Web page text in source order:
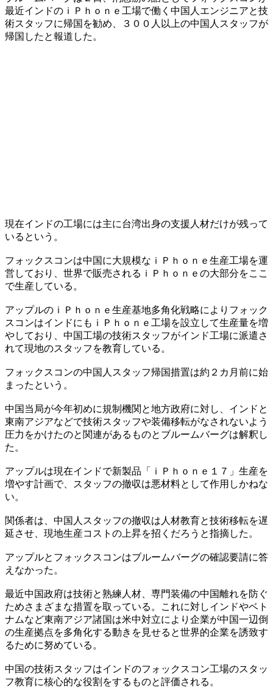
最近インドのｉＰｈｏｎｅ工場で働く中国人エンジニアと技
術スタッフに帰国を勧め、３００人以上の中国人スタッフが
帰国したと報道した。
現在インドの工場には主に台湾出身の支援人材だけが残って
いるという。
フォックスコンは中国に大規模なｉＰｈｏｎｅ生産工場を運
営しており、世界で販売されるｉＰｈｏｎｅの大部分をここ
で生産している。
アップルのｉＰｈｏｎｅ生産基地多角化戦略によりフォック
スコンはインドにもｉＰｈｏｎｅ工場を設立して生産量を増
やしており、中国工場の技術スタッフがインド工場に派遣さ
れて現地のスタッフを教育している。
フォックスコンの中国人スタッフ帰国措置は約２カ月前に始
まったという。
中国当局が今年初めに規制機関と地方政府に対し、インドと
東南アジアなどで技術スタッフや装備移転がなされないよう
圧力をかけたのと関連があるものとブルームバーグは解釈し
た。
アップルは現在インドで新製品「ｉＰｈｏｎｅ１７」生産を
増やす計画で、スタッフの撤収は悪材料として作用しかねな
い。
関係者は、中国人スタッフの撤収は人材教育と技術移転を遅
延させ、現地生産コストの上昇を招くだろうと指摘した。
アップルとフォックスコンはブルームバーグの確認要請に答
えなかった。
最近中国政府は技術と熟練人材、専門装備の中国離れを防ぐ
ためさまざまな措置を取っている。これに対しインドやベト
ナムなど東南アジア諸国は米中対立により企業が中国一辺倒
の生産拠点を多角化する動きを見せると世界的企業を誘致す
るために努めている。
中国の技術スタッフはインドのフォックスコン工場のスタッ
フ教育に核心的な役割をするものと評価される。